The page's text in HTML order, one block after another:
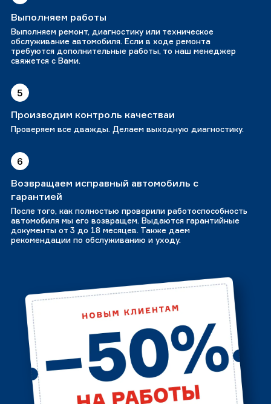
Выполняем работы
Выполняем ремонт, диагностику или техническое
обслуживание автомобиля. Если в ходе ремонта
требуются дополнительные работы, то наш менеджер
свяжется с Вами.
5
Производим контроль качестваи
Проверяем все дважды. Делаем выходную диагностику.
6
Возвращаем исправный автомобиль с
гарантией
После того, как полностью проверили работоспособность
автомобиля мы его возвращем. Выдаются гарантийные
документы от 3 до 18 месяцев. Также даем
рекомендации по обслуживанию и уходу.